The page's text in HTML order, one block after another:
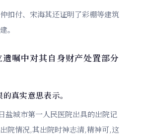
扣付、宋海其还证明了彩棚等建筑
。
嘱中对其自身财产处置部分
真实意思表示。
盐城市第一人民医院出具的出院记
院情况,其出院时神志清,精神可,这